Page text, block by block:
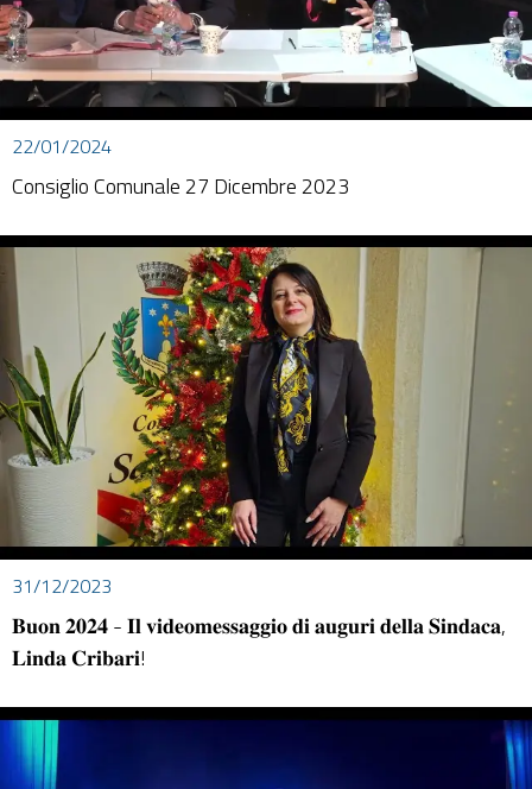
22/01/2024
Consiglio Comunale 27 Dicembre 2023
31/12/2023
𝐁𝐮𝐨𝐧 𝟐𝟎𝟐𝟒 - 𝐈𝐥 𝐯𝐢𝐝𝐞𝐨𝐦𝐞𝐬𝐬𝐚𝐠𝐠𝐢𝐨 𝐝𝐢 𝐚𝐮𝐠𝐮𝐫𝐢 𝐝𝐞𝐥𝐥𝐚 𝐒𝐢𝐧𝐝𝐚𝐜𝐚,
𝐋𝐢𝐧𝐝𝐚 𝐂𝐫𝐢𝐛𝐚𝐫𝐢!